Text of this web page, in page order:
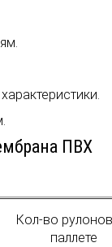
ПВХ
Кол-во
паллете